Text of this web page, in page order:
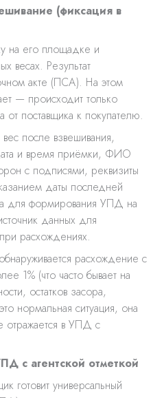
(фиксация в
на его площадке и
весах. Результат
акте (ПСА). На этом
— происходит только
от поставщика к покупателю.
после взвешивания,
и время приёмки, ФИО
с подписями, реквизиты
даты последней
для формирования УПД на
данных для
расхождениях.
расхождение с
1% (что часто бывает на
остатков засора,
нормальная ситуация, она
отражается в УПД с
с агентской отметкой
готовит универсальный